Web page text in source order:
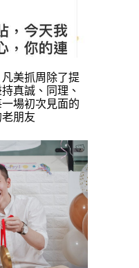
美抓周除了提
真誠、同理、
一場初次見面的
朋友